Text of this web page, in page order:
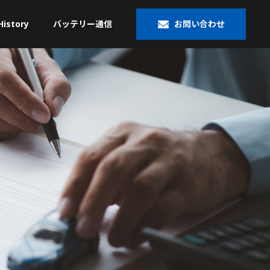
大型トラック／産業用・
農機・建機用
VARTA®
Banner
HOPPECKE
米国車・マリン・その他
バッテリー通信 お問い合わせ